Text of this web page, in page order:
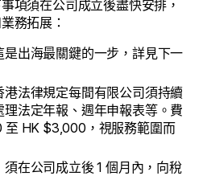
項須在公司成立後盡快安排，
務拓展：
是出海最關鍵的一步，詳見下一
港法律規定每間有限公司須持續
理法定年報、週年申報表等。費
至 HK $3,000，視服務範圍而
須在公司成立後 1 個月內，向稅